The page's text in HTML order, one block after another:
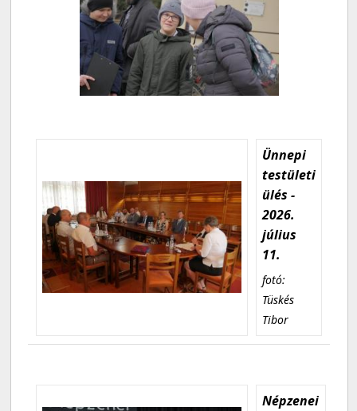
Ünnepi
testületi
ülés -
2026.
július
11.
fotó:
Tüskés
Tibor
Népzenei